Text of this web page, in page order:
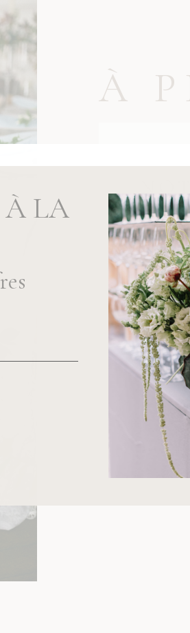
À
Fondée
haut de
clients
faire
EN
À LA